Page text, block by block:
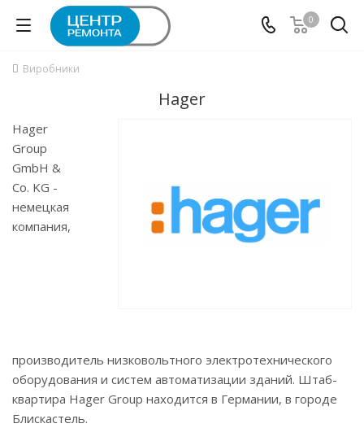
0
Виробники
Hager
Hager
Group
GmbH &
Co. KG -
немецкая
компания,
производитель низковольтного электротехнического
оборудования и систем автоматизации зданий. Штаб-
квартира Hager Group находится в Германии, в городе
Блискастель.